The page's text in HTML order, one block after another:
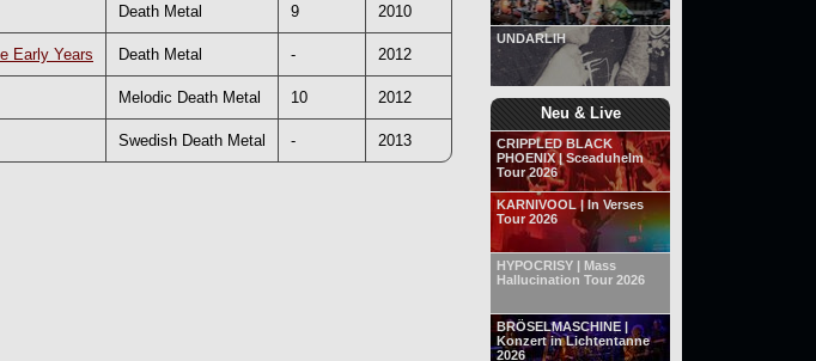
UNDARLIH
Neu & Live
CRIPPLED BLACK
PHOENIX | Sceaduhelm
Tour 2026
KARNIVOOL | In Verses
Tour 2026
HYPOCRISY | Mass
Hallucination Tour 2026
BRÖSELMASCHINE |
Konzert in Lichtentanne
2026
Death Metal 9 2010
Early Years Death Metal - 2012
Melodic Death Metal 10 2012
Swedish Death Metal - 2013